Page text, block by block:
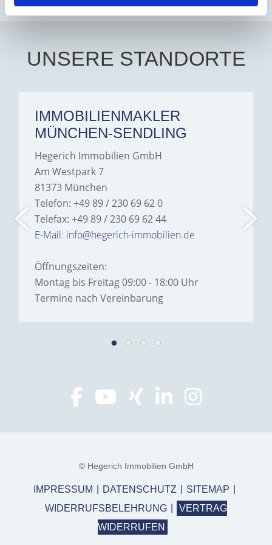
you. Aalia jeelani.
UNSERE STANDORTE
IMMOBILIENMAKLER
MÜNCHEN-SENDLING
Hegerich Immobilien GmbH
Am Westpark 7
81373 München
Telefon: +49 89 / 230 69 62 0
Telefax: +49 89 / 230 69 62 44
E-Mail: info@hegerich-immobilien.de
Öffnungszeiten:
Montag bis Freitag 09:00 - 18:00 Uhr
Termine nach Vereinbarung
© Hegerich Immobilien GmbH
IMPRESSUM DATENSCHUTZ
SITEMAP
WIDERRUFSBELEHRUNG
VERTRAG
WIDERRUFEN